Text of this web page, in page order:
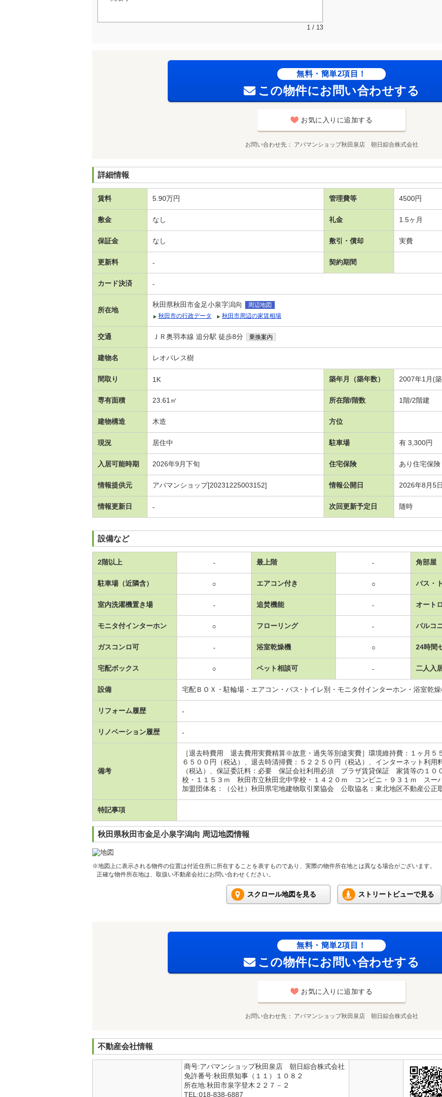
1 / 13
無料・簡単2項目！
この物件にお問い合わせする
お気に入りに追加する
お問い合わせ先 アパマンショップ秋田泉店 朝日綜合株式会社
詳細情報
賃料 5.90万円 管理費等 4500円
敷金 なし 礼金 1.5ヶ月
保証金 なし 敷引・償却 実費
更新料 - 契約期間
カード決済 -
所在地
秋田県秋田市金足小泉字潟向
周辺地図
秋田市の行政データ
秋田市周辺の家賃相場
交通 ＪＲ奥羽本線 追分駅 徒歩8分 乗換案内
建物名 レオパレス樹
間取り 1K 築年月（築年数） 2007年1月(
専有面積 23.61㎡ 所在階/階数 1階/2階建
建物構造 木造 方位
現況 居住中 駐車場 有 3,300円
入居可能時期 2026年9月下旬 住宅保険 あり住宅保
情報提供元 アパマンショップ[20231225003152] 情報公開日 2026年8月5日
情報更新日 - 次回更新予定日 随時
設備など
2階以上 - 最上階 - 角部屋
駐車場（近隣含） ○ エアコン付き ○ バス・
室内洗濯機置き場 - 追焚機能 - オート
モニタ付インターホン ○ フローリング - バルコ
ガスコンロ可 - 浴室乾燥機 ○ 24時間
宅配ボックス ○ ペット相談可 - 二人入
設備 宅配ＢＯＸ・駐輪場・エアコン・バス･トイレ別・モニタ付インターホン・浴室乾燥
リフォーム履歴 -
リノベーション履歴 -
備考
［退去時費用 退去費用実費精算※故意・過失等別途実費］環境維持費：１ヶ月５
６５００円（税込）、退去時清掃費：５２２５０円（税込）、インターネット利用
（税込）、保証委託料：必要 保証会社利用必須 プラザ賃貸保証 家賃等の１０
校・１１５３ｍ 秋田市立秋田北中学校・１４２０ｍ コンビニ・９３１ｍ ス
加盟団体名：（公社）秋田県宅地建物取引業協会 公取協名：東北地区不動産公正
特記事項
秋田県秋田市金足小泉字潟向 周辺地図情報
※地図上に表示される物件の位置は付近住所に所在することを表すものであり、実際の物件所在地とは異なる場合がございます。
正確な物件所在地は、取扱い不動産会社にお問い合わせください。
スクロール地図を見る ストリートビューで見る
無料・簡単2項目！
この物件にお問い合わせする
お気に入りに追加する
お問い合わせ先 アパマンショップ秋田泉店 朝日綜合株式会社
不動産会社情報
商号:アパマンショップ秋田泉店 朝日綜合株式会社
免許番号:秋田県知事（１１）１０８２
所在地:秋田市泉字登木２２７－２
TEL:018-838-6887